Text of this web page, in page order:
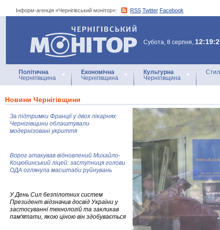
Інформ-агенція «Чернігівський монітор»: RSS Twitter Facebook
Інформ-агенція
«Чернігівський монітор»
Субота, 8 серпня,
Політична
Чернігівщина
Економічна
Чернігівщина
Культурна
Чернігівщина
Новини Чернігівщини
За підтримки Франції у двох лікарнях
Чернігівщини облаштували
модернізовані укриття
Ворог атакував відновлений Михайло-
Коцюбинський ліцей: заступниця голови
ОДА оглянула масштаби руйнувань
У День Сил безпілотних систем
Президент відзначив досвід України у
застосуванні технологій та закликав
пам'ятати, якою ціною він здобувається